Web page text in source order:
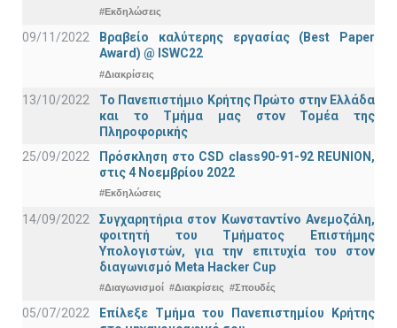
#Εκδηλώσεις
09/11/2022
Βραβείο καλύτερης εργασίας (Best Paper
Award) @ ISWC22
#Διακρίσεις
13/10/2022
Το Πανεπιστήμιο Κρήτης Πρώτο στην Ελλάδα
και το Τμήμα μας στον Τομέα της
Πληροφορικής
25/09/2022
Πρόσκληση στο CSD class90-91-92 REUNION,
στις 4 Νοεμβρίου 2022
#Εκδηλώσεις
14/09/2022
Συγχαρητήρια στον Κωνσταντίνο Ανεμοζάλη,
φοιτητή του Τμήματος Επιστήμης
Υπολογιστών, για την επιτυχία του στον
διαγωνισμό Meta Hacker Cup
#Διαγωνισμοί #Διακρίσεις #Σπουδές
05/07/2022
Επίλεξε Τμήμα του Πανεπιστημίου Κρήτης